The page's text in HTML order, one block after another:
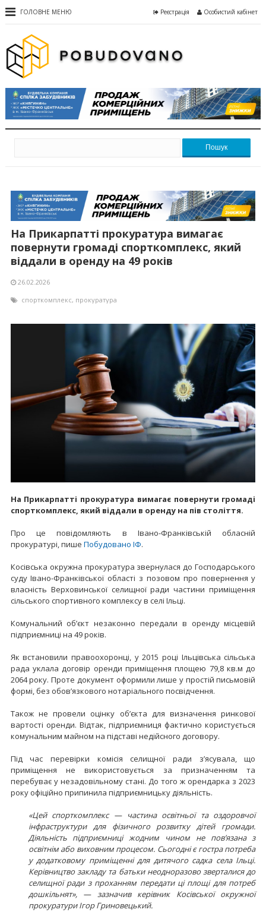
ГОЛОВНЕ МЕНЮ Реєстрація Особистий кабінет
Пошук
На Прикарпатті прокуратура вимагає
повернути громаді спорткомплекс, який
віддали в оренду на 49 років
26.02.2026
спорткомплекс, прокуратура
На Прикарпатті прокуратура вимагає повернути громаді
спорткомплекс, який віддали в оренду на пів століття.
Про це повідомляють в Івано-Франківській обласній
прокуратурі, пише Побудовано ІФ.
Косівська окружна прокуратура звернулася до Господарського
суду Івано-Франківської області з позовом про повернення у
власність Верховинської селищної ради частини приміщення
сільського спортивного комплексу в селі Ільці.
Комунальний об’єкт незаконно передали в оренду місцевій
підприємниці на 49 років.
Як встановили правоохоронці, у 2015 році Ільцівська сільська
рада уклала договір оренди приміщення площею 79,8 кв.м до
2064 року. Проте документ оформили лише у простій письмовій
формі, без обов’язкового нотаріального посвідчення.
Також не провели оцінку об’єкта для визначення ринкової
вартості оренди. Відтак, підприємниця фактично користується
комунальним майном на підставі недійсного договору.
Під час перевірки комісія селищної ради з’ясувала, що
приміщення не використовується за призначенням та
перебуває у незадовільному стані. До того ж орендарка з 2023
року офіційно припинила підприємницьку діяльність.
«Цей спорткомплекс — частина освітньої та оздоровчої
інфраструктури для фізичного розвитку дітей громади.
Діяльність підприємниці жодним чином не пов’язана з
освітнім або виховним процесом. Сьогодні є гостра потреба
у додатковому приміщенні для дитячого садка села Ільці.
Керівництво закладу та батьки неодноразово зверталися до
селищної ради з проханням передати ці площі для потреб
дошкільнят», — зазначив керівник Косівської окружної
прокуратури Ігор Гриновецький.